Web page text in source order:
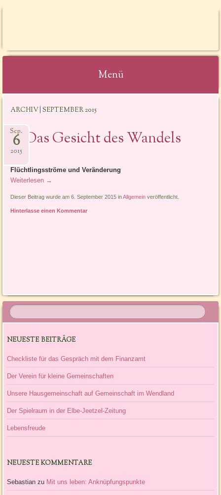
WENDLAND
Menü
Inhalt
ARCHIV | SEPTEMBER 2015
Das Gesicht des Wandels
Sep.
6
2015
Flüchtlingsströme und Veränderung
Weiterlesen →
Dieser Beitrag wurde am 6. September 2015 inAllgemein veröffentlicht.
Hinterlasse einen Kommentar
NEUESTE BEITRÄGE
Checkliste für das Gespräch mit dem Finanzamt
Der Verein für kleine Gemeinschaften
Unsere Hausgemeinschaft auf Gemeinschaft im Wendland
Der Spielraum in der Elbe-Jeetzel-Zeitung
Lebensfreude
NEUESTE KOMMENTARE
Sebastianzu Mit uns leben: Anknüpfungspunkte